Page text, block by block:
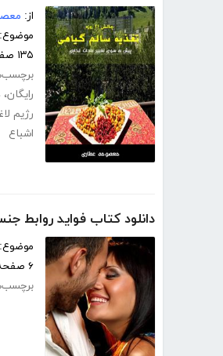
از:
موضوع:
۱۳۵ صفحه
رایگان،
رژیم
اشباع
دانلود کتاب فواید روابط
موضوع:
۶ صفحه